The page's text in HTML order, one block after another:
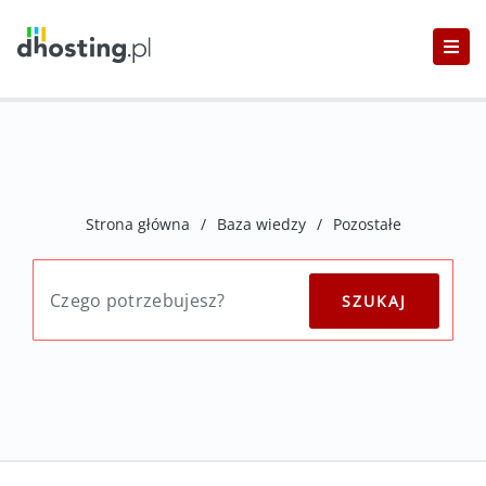
Strona główna / Baza wiedzy / Pozostałe